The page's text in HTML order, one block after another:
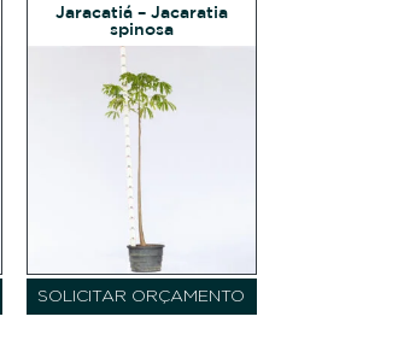
Jaracatiá – Jacaratia
spinosa
SOLICITAR ORÇAMENTO